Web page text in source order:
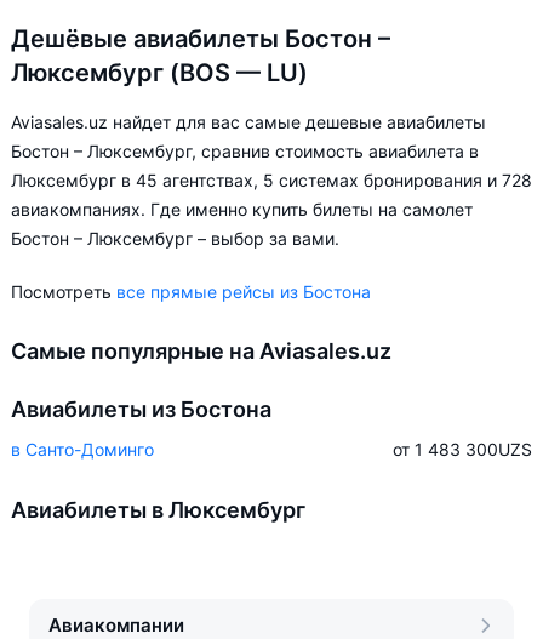
Дешёвые авиабилеты Бостон –
Люксембург (BOS — LU)
Aviasales.uz найдет для вас самые дешевые авиабилеты
Бостон – Люксембург, сравнив стоимость авиабилета в
Люксембург в 45 агентствах, 5 системах бронирования и 728
авиакомпаниях. Где именно купить билеты на самолет
Бостон – Люксембург – выбор за вами.
Посмотреть все прямые рейсы из Бостона
Самые популярные на Aviasales.uz
Авиабилеты из Бостона
в Санто-Доминго от 1 483 300UZS
Авиабилеты в Люксембург
Авиакомпании